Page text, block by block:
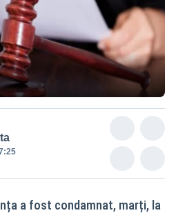
a fost condamnat, marți, la